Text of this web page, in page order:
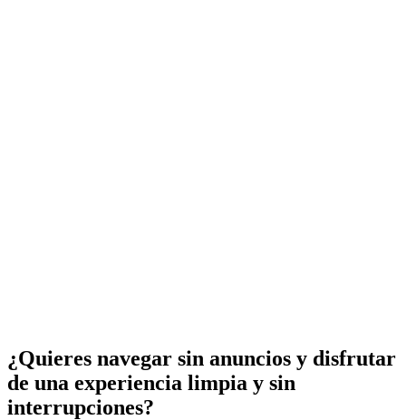
¿Quieres navegar sin anuncios y disfrutar
de una experiencia limpia y sin
interrupciones?